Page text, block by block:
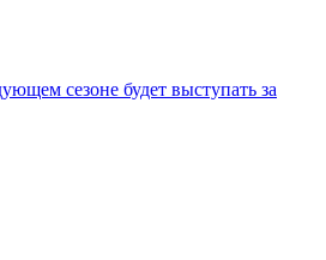
сезоне будет выступать за